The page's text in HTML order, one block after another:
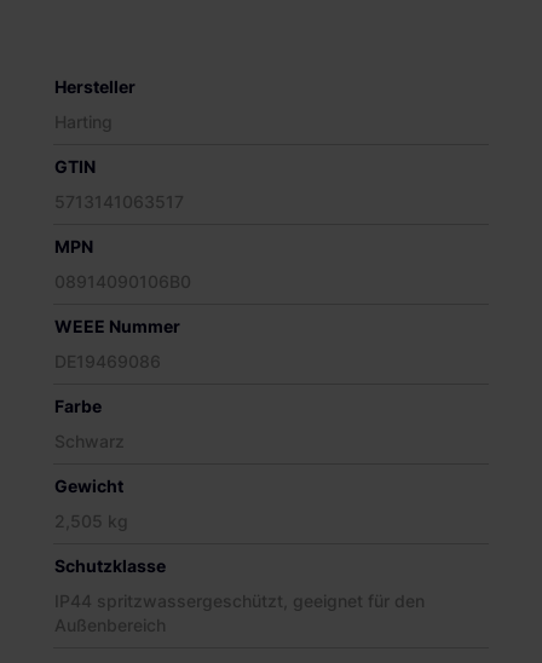
Hersteller
Harting
GTIN
5713141063517
MPN
08914090106B0
WEEE Nummer
DE19469086
Farbe
Schwarz
Gewicht
2,505 kg
Schutzklasse
IP44 spritzwassergeschützt, geeignet für den
Außenbereich